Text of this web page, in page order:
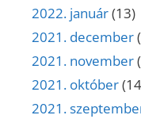
2022. január(13)
2021. december
2021. november
2021. október
2021.